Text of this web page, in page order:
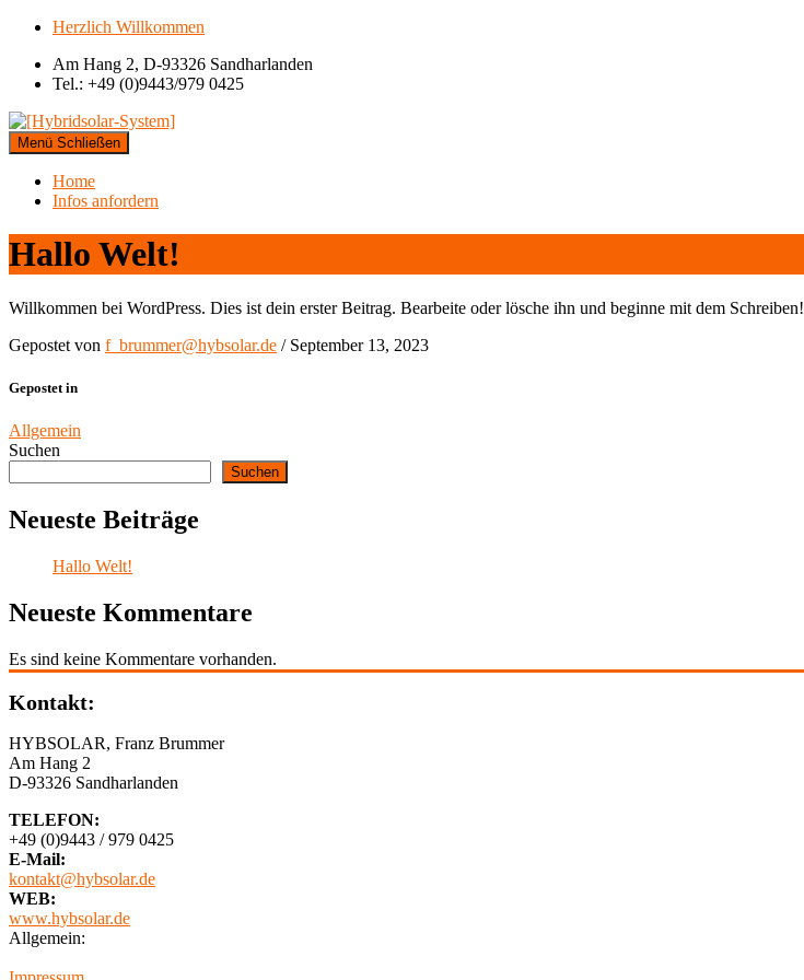
Skip
content
Herzlich Willkommen
Am Hang 2, D-93326 Sandharlanden
Tel.: +49 (0)9443/979 0425
Menü Schließen
Home
Infos anfordern
Hallo Welt!
Willkommen bei WordPress. Dies ist dein erster Beitrag. Bearbeite oder lösche ihn und beginne mit dem Schreiben!
Gepostet von f_brummer@hybsolar.de / September 13, 2023
Gepostet in
Allgemein
Suchen
Suchen
Neueste Beiträge
Hallo Welt!
Neueste Kommentare
Es sind keine Kommentare vorhanden.
Kontakt:
HYBSOLAR, Franz Brummer
Am Hang 2
D-93326 Sandharlanden
TELEFON:
+49 (0)9443 / 979 0425
E-Mail:
kontakt@hybsolar.de
WEB:
www.hybsolar.de
Allgemein: